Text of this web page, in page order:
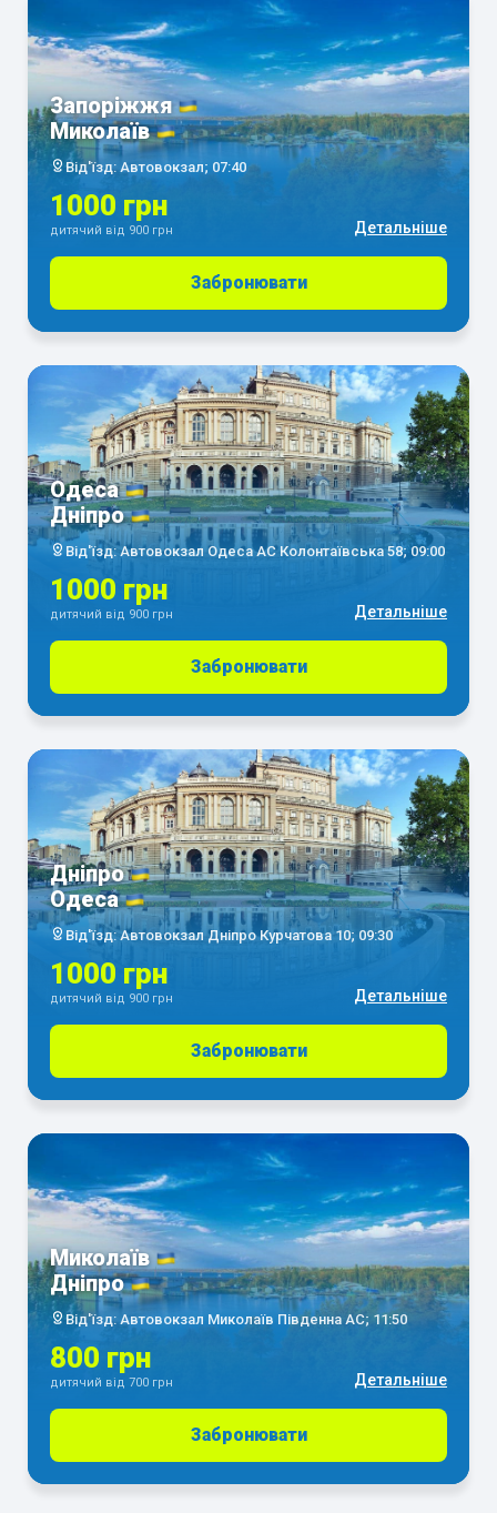
Запоріжжя
Миколаїв
Від'їзд: Автовокзал; 07:40
1000 грн
дитячий від 900 грн Детальніше
Забронювати
Одеса
Дніпро
Від'їзд: Автовокзал Одеса АС Колонтаївська 58; 09:00
1000 грн
дитячий від 900 грн Детальніше
Забронювати
Дніпро
Одеса
Від'їзд: Автовокзал Дніпро Курчатова 10; 09:30
1000 грн
дитячий від 900 грн Детальніше
Забронювати
Миколаїв
Дніпро
Від'їзд: Автовокзал Миколаїв Південна АС; 11:50
800 грн
дитячий від 700 грн Детальніше
Забронювати